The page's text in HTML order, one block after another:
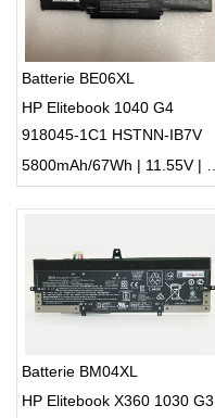
Batterie BE06XL
HP Elitebook 1040 G4
918045-1C1 HSTNN-IB7V
918180-855
5800mAh/
Batterie BM04XL
HP Elitebook X360 1030 G3